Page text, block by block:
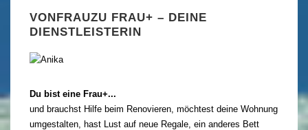
VONFRAUZU FRAU+ – DEINE
DIENSTLEISTERIN
Du bist eine Frau+...
und brauchst Hilfe beim Renovieren, möchtest deine Wohnung
umgestalten, hast Lust auf neue Regale, ein anderes Bett